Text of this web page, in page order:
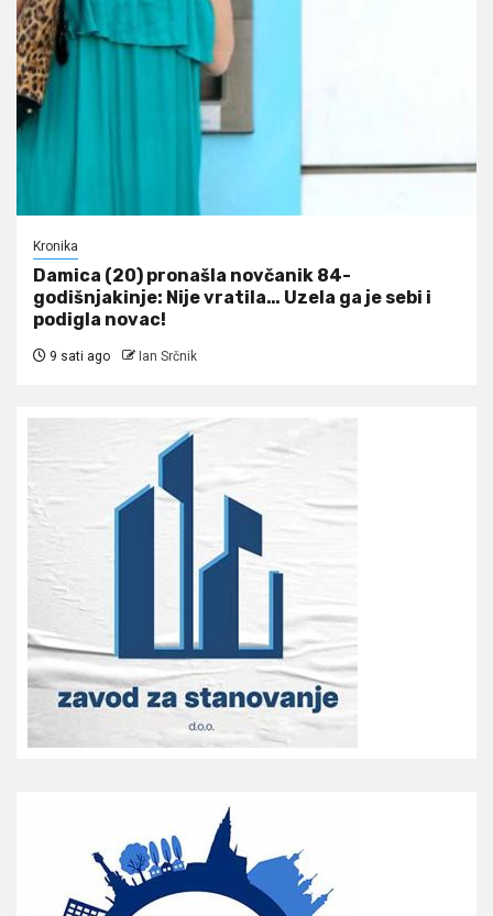
Kronika
Damica (20) pronašla novčanik 84-
godišnjakinje: Nije vratila… Uzela ga je sebi i
podigla novac!
9 sati ago Ian Srčnik